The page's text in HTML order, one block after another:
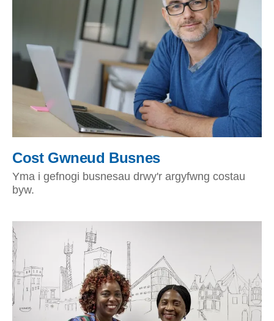
Cost Gwneud Busnes
Yma i gefnogi busnesau drwy'r argyfwng costau
byw.